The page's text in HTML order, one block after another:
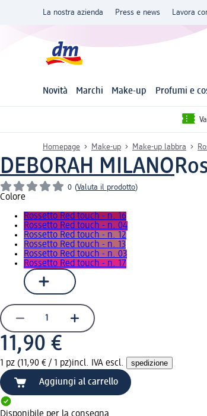
La nostra azienda Press e news Lavora
Novità Marchi Make-up Profumi e
Homepage Make-up Make-up labbra
DEBORAH MILANO
0 (Valuta il prodotto)
Colore
Rossetto Red touch - n. 16
Rossetto Red touch - n. 04
Rossetto Red touch - n. 12
Rossetto Red touch - n. 13
Rossetto Red touch - n. 03
Rossetto Red touch - n. 17
11,90 €
1 pz (11,90 € / 1 pz)incl. IVA escl. spedizione
Aggiungi al carrello
Disponibile per la consegna